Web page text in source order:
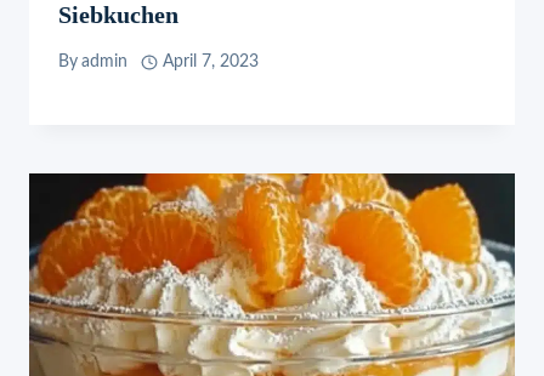
Siebkuchen
By admin April 7, 2023